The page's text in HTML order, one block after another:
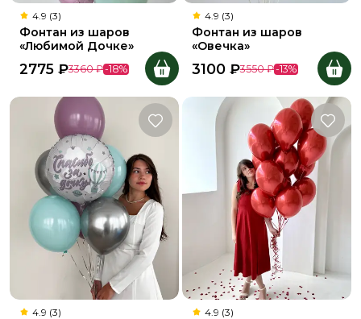
4.9 (3)
Фонтан из шаров
«Любимой Дочке»
2775 ₽3360 ₽-18%
4.9 (3)
Фонтан из шаров
«Овечка»
3100 ₽3550 ₽-13%
4.9 (3) 4.9 (3)